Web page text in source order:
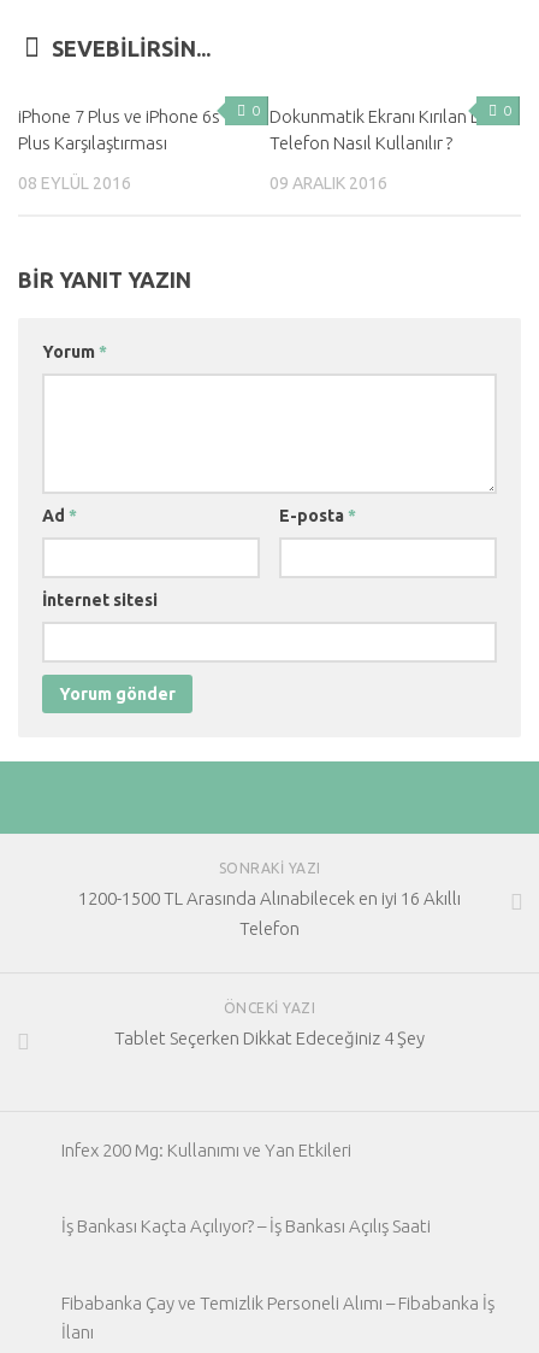
SEVEBILIRSIN...
0
iPhone 7 Plus ve iPhone 6s
Plus Karşılaştırması
08 EYLÜL 2016
0
Dokunmatik Ekranı Kırılan LG
Telefon Nasıl Kullanılır ?
09 ARALIK 2016
BIR YANIT YAZIN
Yorum *
Ad * E-posta *
İnternet sitesi
SONRAKI YAZI
1200-1500 TL Arasında Alınabilecek en iyi 16 Akıllı
Telefon
ÖNCEKI YAZI
Tablet Seçerken Dikkat Edeceğiniz 4 Şey
Infex 200 Mg: Kullanımı ve Yan Etkileri
İş Bankası Kaçta Açılıyor? – İş Bankası Açılış Saati
Fibabanka Çay ve Temizlik Personeli Alımı – Fibabanka İş
İlanı